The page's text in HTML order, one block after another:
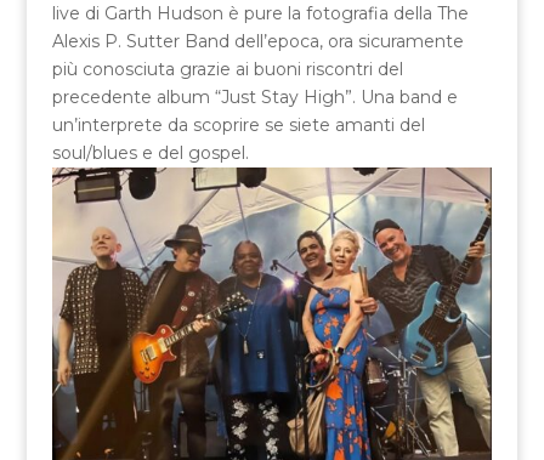
live di Garth Hudson è pure la fotografia della The
Alexis P. Sutter Band dell’epoca, ora sicuramente
più conosciuta grazie ai buoni riscontri del
precedente album “Just Stay High”. Una band e
un’interprete da scoprire se siete amanti del
soul/blues e del gospel.